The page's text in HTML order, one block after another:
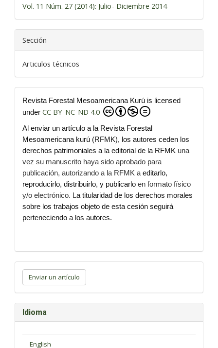
Vol. 11 Núm. 27 (2014): Julio- Diciembre 2014
Sección
Articulos técnicos
Revista Forestal Mesoamericana Kurú is licensed
under CC BY-NC-ND 4.0
Al enviar un artículo a la Revista Forestal
Mesoamericana kurú (RFMK), los autores ceden los
derechos patrimoniales a la editorial de la RFMK una
vez su manuscrito haya sido aprobado para
publicación, autorizando a la RFMK a editarlo,
reproducirlo, distribuirlo, y publicarlo en formato físico
y/o electrónico. La titularidad de los derechos morales
sobre los trabajos objeto de esta cesión seguirá
perteneciendo a los autores.
Enviar
un
artículo
Enviar un artículo
Idioma